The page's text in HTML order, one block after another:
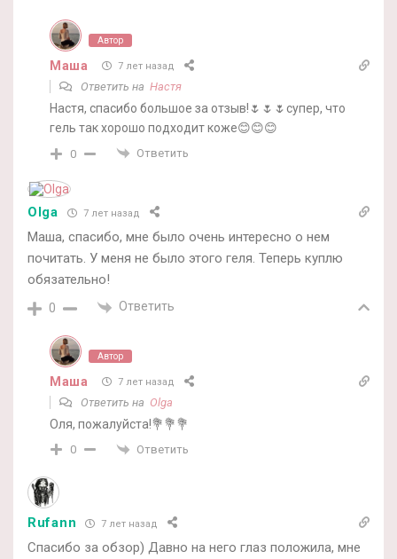
Автор
Маша 7 лет назад
Ответить на Настя
Настя, спасибо большое за отзыв!🌷🌷🌷супер, что
гель так хорошо подходит коже😊😊😊
0 Ответить
Olga 7 лет назад
Маша, спасибо, мне было очень интересно о нем
почитать. У меня не было этого геля. Теперь куплю
обязательно!
0 Ответить
Автор
Маша 7 лет назад
Ответить на Olga
Оля, пожалуйста!💐💐💐
0 Ответить
Rufann 7 лет назад
Спасибо за обзор) Давно на него глаз положила, мне